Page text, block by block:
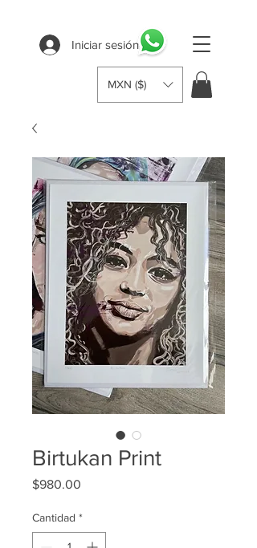
MXN ($)
Iniciar sesión
Birtukan Print
$980.00
Cantidad *